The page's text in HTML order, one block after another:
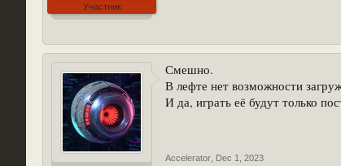
Участник
Смешно.
В лефте нет возможности
И да, играть её будут только
Accelerator Dec 1, 2023